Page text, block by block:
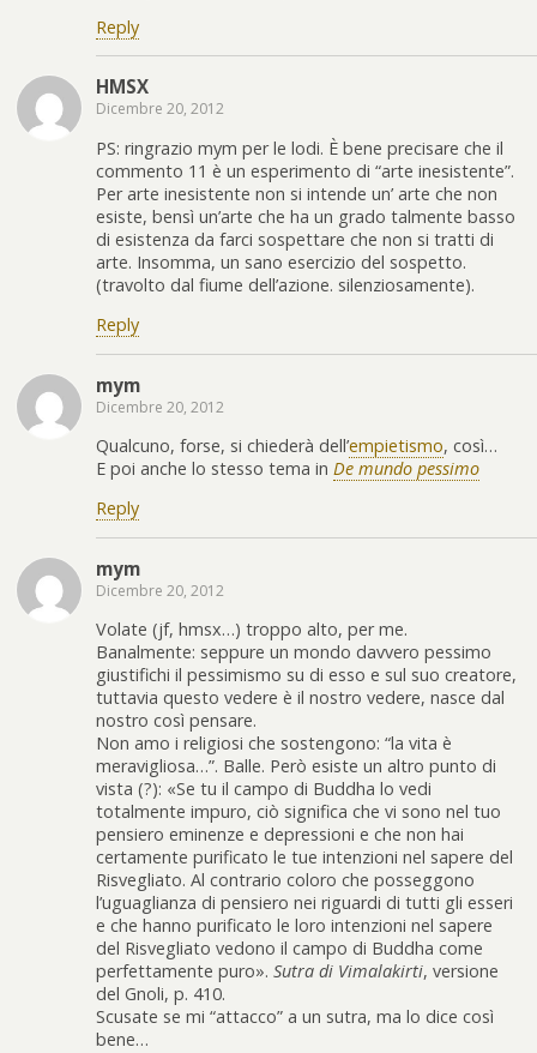
Reply
HMSX
Dicembre 20, 2012
PS: ringrazio mym per le lodi. È bene precisare che il
commento 11 è un esperimento di “arte inesistente”.
Per arte inesistente non si intende un’ arte che non
esiste, bensì un’arte che ha un grado talmente basso
di esistenza da farci sospettare che non si tratti di
arte. Insomma, un sano esercizio del sospetto.
(travolto dal fiume dell’azione. silenziosamente).
Reply
mym
Dicembre 20, 2012
Qualcuno, forse, si chiederà dell’empietismo, così…
E poi anche lo stesso tema in De mundo pessimo
Reply
mym
Dicembre 20, 2012
Volate (jf, hmsx…) troppo alto, per me.
Banalmente: seppure un mondo davvero pessimo
giustifichi il pessimismo su di esso e sul suo creatore,
tuttavia questo vedere è il nostro vedere, nasce dal
nostro così pensare.
Non amo i religiosi che sostengono: “la vita è
meravigliosa…”. Balle. Però esiste un altro punto di
vista (?): «Se tu il campo di Buddha lo vedi
totalmente impuro, ciò significa che vi sono nel tuo
pensiero eminenze e depressioni e che non hai
certamente purificato le tue intenzioni nel sapere del
Risvegliato. Al contrario coloro che posseggono
l’uguaglianza di pensiero nei riguardi di tutti gli esseri
e che hanno purificato le loro intenzioni nel sapere
del Risvegliato vedono il campo di Buddha come
perfettamente puro». Sutra di Vimalakirti, versione
del Gnoli, p. 410.
Scusate se mi “attacco” a un sutra, ma lo dice così
bene…